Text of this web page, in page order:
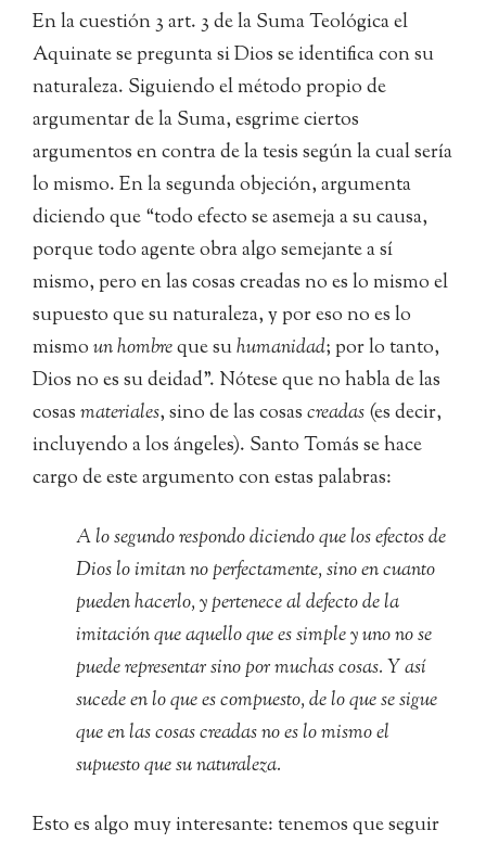
En la cuestión 3 art. 3 de la Suma Teológica el
Aquinate se pregunta si Dios se identifica con su
naturaleza. Siguiendo el método propio de
argumentar de la Suma, esgrime ciertos
argumentos en contra de la tesis según la cual sería
lo mismo. En la segunda objeción, argumenta
diciendo que “todo efecto se asemeja a su causa,
porque todo agente obra algo semejante a sí
mismo, pero en las cosas creadas no es lo mismo el
supuesto que su naturaleza, y por eso no es lo
mismoun hombreque suhumanidad; por lo tanto,
Dios no es su deidad”. Nótese que no habla de las
cosasmateriales, sino de las cosascreadas(es decir,
incluyendo a los ángeles). Santo Tomás se hace
cargo de este argumento con estas palabras:
A lo segundo respondo diciendo que los efectos de
Dios lo imitan no perfectamente, sino en cuanto
pueden hacerlo, y pertenece al defecto de la
imitación que aquello que es simple y uno no se
puede representar sino por muchas cosas. Y así
sucede en lo que es compuesto, de lo que se sigue
que en las cosas creadas no es lo mismo el
supuesto que su naturaleza.
Esto es algo muy interesante: tenemos que seguir